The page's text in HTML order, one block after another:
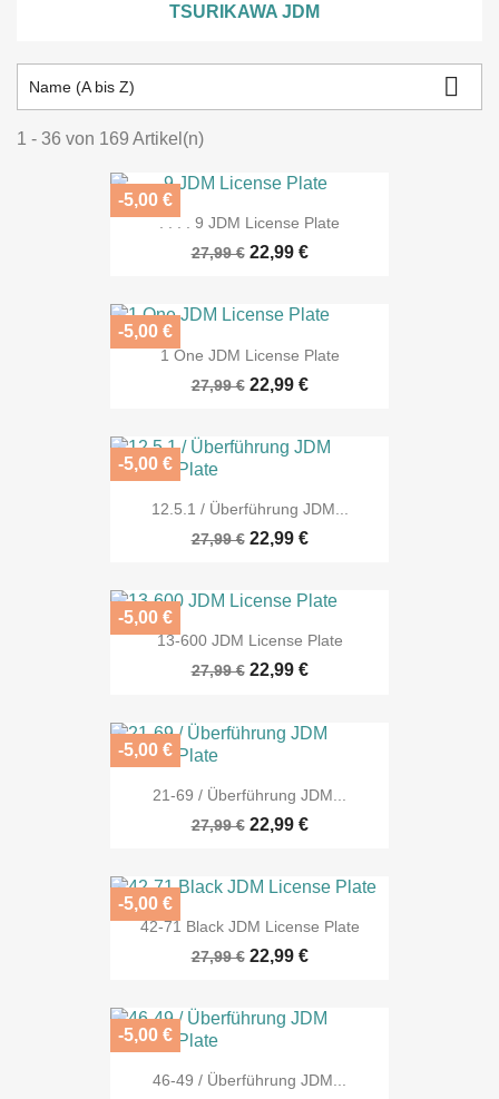
TSURIKAWA JDM
Name (A bis Z) 
1 - 36 von 169 Artikel(n)
. . . . 9 JDM License Plate
27,99 € 22,99 €
-5,00 €
1 One JDM License Plate
27,99 € 22,99 €
-5,00 €
12.5.1 / Überführung JDM...
27,99 € 22,99 €
-5,00 €
13-600 JDM License Plate
27,99 € 22,99 €
-5,00 €
21-69 / Überführung JDM...
27,99 € 22,99 €
-5,00 €
42-71 Black JDM License Plate
27,99 € 22,99 €
-5,00 €
46-49 / Überführung JDM...
-5,00 €